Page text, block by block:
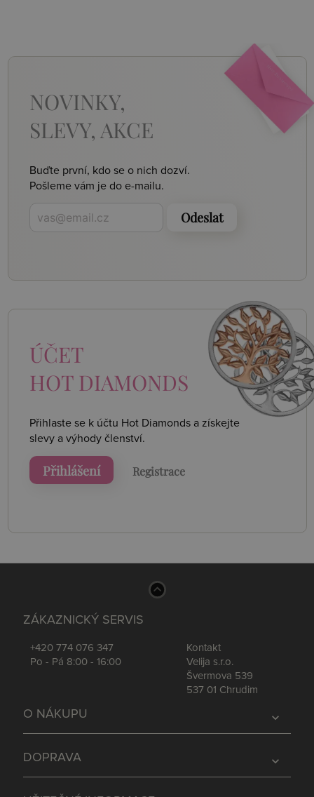
NOVINKY,
SLEVY, AKCE
Buďte první, kdo se o nich dozví.
Pošleme vám je do e-mailu.
Odeslat
ÚČET
HOT DIAMONDS
Přihlaste se k účtu Hot Diamonds a získejte
slevy a výhody členství.
Přihlášení Registrace
ZÁKAZNICKÝ SERVIS
+420 774 076 347
Po - Pá 8:00 - 16:00
Kontakt
Velija s.r.o.
Švermova 539
537 01 Chrudim
expand_more
O NÁKUPU
expand_more
DOPRAVA